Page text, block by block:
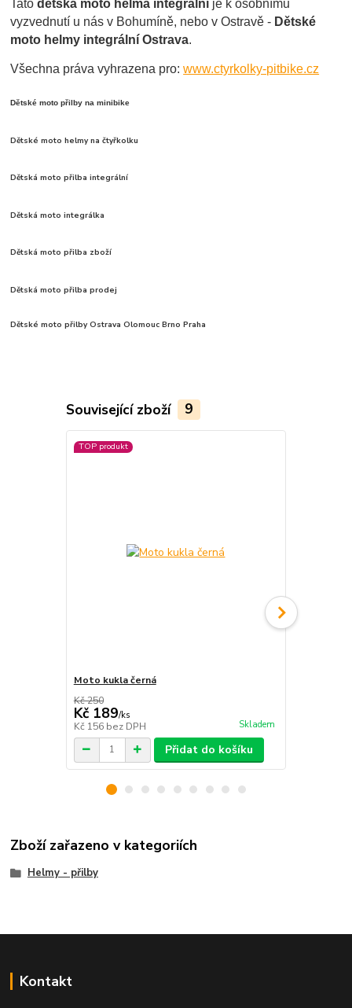
Tatodětská moto helma integrální je k osobnímu
vyzvednutí u nás v Bohumíně, nebo v Ostravě - Dětské
moto helmy integrální Ostrava.
Všechna práva vyhrazena pro:www.ctyrkolky-pitbike.cz
Dětské moto přilby na minibike
Dětské moto helmy na čtyřkolku
Dětská moto přilba integrální
Dětská moto integrálka
Dětská moto přilba zboží
Dětská moto přilba prodej
Dětské moto přilbyOstrava Olomouc Brno Praha
Související zboží 9
TOP produkt
Moto kukla černá
Kč 250
Kč 189/ks
Kč 156 bez DPH Skladem
Přidat do košíku
Zboží zařazeno v kategoriích
Helmy - přilby
Kontakt